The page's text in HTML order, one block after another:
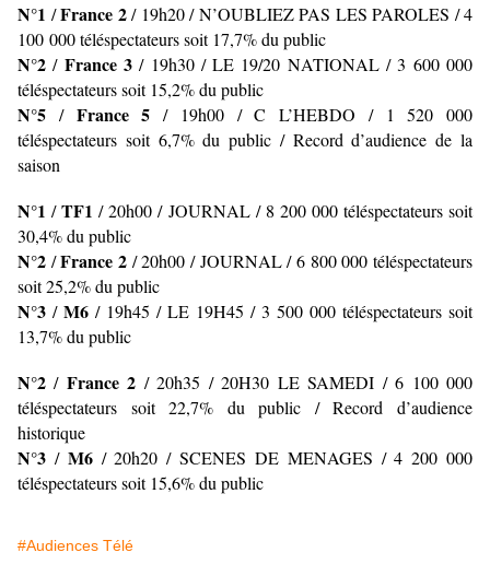
N°1 /France 2/ 19h20 / N’OUBLIEZ PAS LES PAROLES / 4
100 000 téléspectateurs soit 17,7% du public
N°2 / France 3/ 19h30 / LE 19/20 NATIONAL / 3 600 000
téléspectateurs soit 15,2% du public
N°5 / France 5 / 19h00 / C L’HEBDO / 1 520 000
téléspectateurs soit 6,7% du public / Record d’audience de la
saison
N°1 /TF1 /20h00 / JOURNAL / 8 200 000 téléspectateurs soit
30,4% du public
N°2 /France 2 / 20h00 / JOURNAL / 6 800 000 téléspectateurs
soit 25,2% du public
N°3 / M6 / 19h45 / LE 19H45 / 3 500 000 téléspectateurs soit
13,7% du public
N°2 / France 2 / 20h35 / 20H30 LE SAMEDI / 6 100 000
téléspectateurs soit 22,7% du public / Record d’audience
historique
N°3 / M6 / 20h20 / SCENES DE MENAGES / 4 200 000
téléspectateurs soit 15,6% du public
#Audiences Télé